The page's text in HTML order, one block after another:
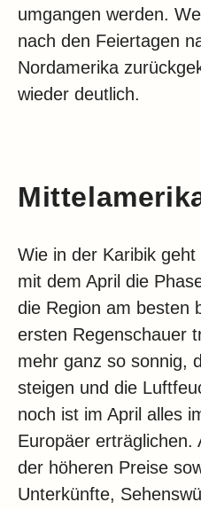
umgangen werden.
nach den Feiertagen
Nordamerika
wieder deutlich.
Wie in der Karibik geht
mit dem April die
die Region am besten
ersten Regenschauer
mehr ganz so sonnig,
steigen und die
noch ist im April alles
Europäer erträglichen.
der höheren Preise
Unterkünfte,